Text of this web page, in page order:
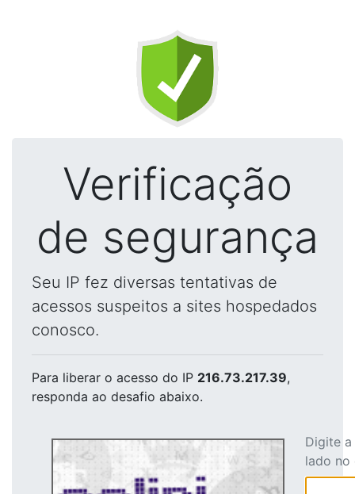
Verificação
de segurança
Seu IP fez diversas tentativas de
acessos suspeitos a sites hospedados
conosco.
Para liberar o acesso do IP 216.73.217.39,
responda ao desafio abaixo.
Digite
lado no